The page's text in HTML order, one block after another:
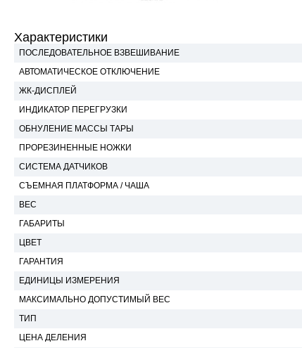
Характеристики
ПОСЛЕДОВАТЕЛЬНОЕ ВЗВЕШИВАНИЕ
АВТОМАТИЧЕСКОЕ ОТКЛЮЧЕНИЕ
ЖК-ДИСПЛЕЙ
ИНДИКАТОР ПЕРЕГРУЗКИ
ОБНУЛЕНИЕ МАССЫ ТАРЫ
ПРОРЕЗИНЕННЫЕ НОЖКИ
СИСТЕМА ДАТЧИКОВ
СЪЕМНАЯ ПЛАТФОРМА / ЧАША
ВЕС
ГАБАРИТЫ
ЦВЕТ
ГАРАНТИЯ
ЕДИНИЦЫ ИЗМЕРЕНИЯ
МАКСИМАЛЬНО ДОПУСТИМЫЙ ВЕС
ТИП
ЦЕНА ДЕЛЕНИЯ